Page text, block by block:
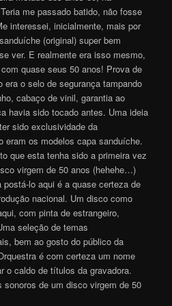
me passado batido, não fosse
interessei, inicialmente, mais por
(original) super bem
ver. E realmente era isso mesmo,
quase seus 50 anos! Prova de
era o selo de segurança tampando
cabaço de vinil, garantia ao
havia sido tocado antes. Uma ideia
sido exclusividade da
eram os modelos capa sanduíche.
que esta tenha sido a primeira vez
virgem de 50 anos (hehehe…)
lo aqui é a quase certeza de
nacional. Um disco como
com pinta de estrangeiro,
seleção de temas
bem ao gosto do público da
é com certeza um nome
o caldo de títulos da gravadora.
de um disco virgem de 50